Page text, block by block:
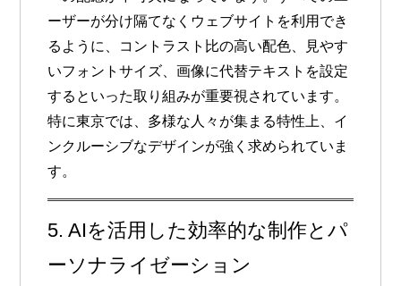
ーザーが分け隔てなくウェブサイトを利用でき
るように、コントラスト比の高い配色、見やす
いフォントサイズ、画像に代替テキストを設定
するといった取り組みが重要視されています。
特に東京では、多様な人々が集まる特性上、イ
ンクルーシブなデザインが強く求められていま
す。
5. AIを活用した効率的な制作とパ
ーソナライゼーション